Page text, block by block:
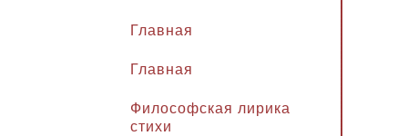
Главная
Главная
Философская лирика
стихи